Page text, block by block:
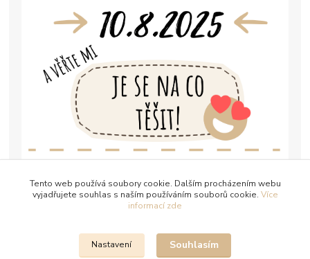
Tento web používá soubory cookie. Dalším procházením webu
vyjadřujete souhlas s naším používáním souborů cookie. Více
informací zde
Nastavení Souhlasím